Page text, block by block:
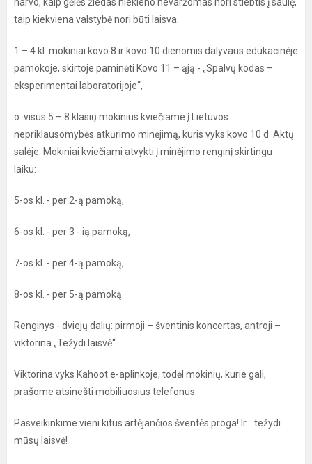
taip kiekviena valstybė nori būti laisva.
1 – 4 kl. mokiniai kovo 8 ir kovo 10 dienomis dalyvaus edukacinėje
pamokoje, skirtoje paminėti Kovo 11 – ąją - „Spalvų kodas –
eksperimentai laboratorijoje“,
o visus 5 – 8 klasių mokinius kviečiame į Lietuvos
nepriklausomybės atkūrimo minėjimą, kuris vyks kovo 10 d. Aktų
salėje. Mokiniai kviečiami atvykti į minėjimo renginį skirtingu
laiku:
5-os kl. - per 2-ą pamoką,
6-os kl. - per 3 - ią pamoką,
7-os kl. - per 4-ą pamoką,
8-os kl. - per 5-ą pamoką.
Renginys - dviejų dalių: pirmoji – šventinis koncertas, antroji –
viktorina „Težydi laisvė“.
Viktorina vyks Kahoot e-aplinkoje, todėl mokinių, kurie gali,
prašome atsinešti mobiliuosius telefonus.
Pasveikinkime vieni kitus artėjančios šventės proga! Ir… težydi
mūsų laisvė!